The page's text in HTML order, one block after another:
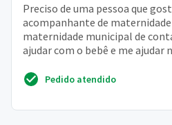
Preciso de uma pessoa que
acompanhante de maternidade
maternidade municipal de
ajudar com o bebê e me ajudar
Pedido atendido